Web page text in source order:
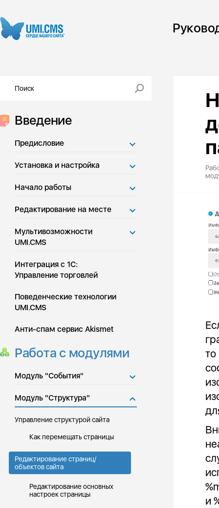
Введение
Предисловие
Установка и настройка
Начало работы
Редактирование на месте
Мультивозможности
UMI.CMS
Интеграция с 1С:
Управление торговлей
Поведенческие технологии
UMI.CMS
Анти-спам сервис Akismet
Работа с модулями
Модуль "События"
Модуль "Структура"
Управление структурой сайта
Как перемещать страницы
Редактирование страниц/
объектов сайта
Редактирование основных
настроек страницы
то
и